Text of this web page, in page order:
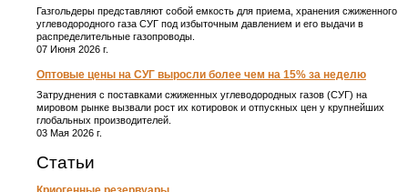
Газгольдеры представляют собой емкость для приема, хранения сжиженного
углеводородного газа СУГ под избыточным давлением и его выдачи в
распределительные газопроводы.
07 Июня 2026 г.
Оптовые цены на СУГ выросли более чем на 15% за неделю
Затруднения с поставками сжиженных углеводородных газов (СУГ) на
мировом рынке вызвали рост их котировок и отпускных цен у крупнейших
глобальных производителей.
03 Мая 2026 г.
Статьи